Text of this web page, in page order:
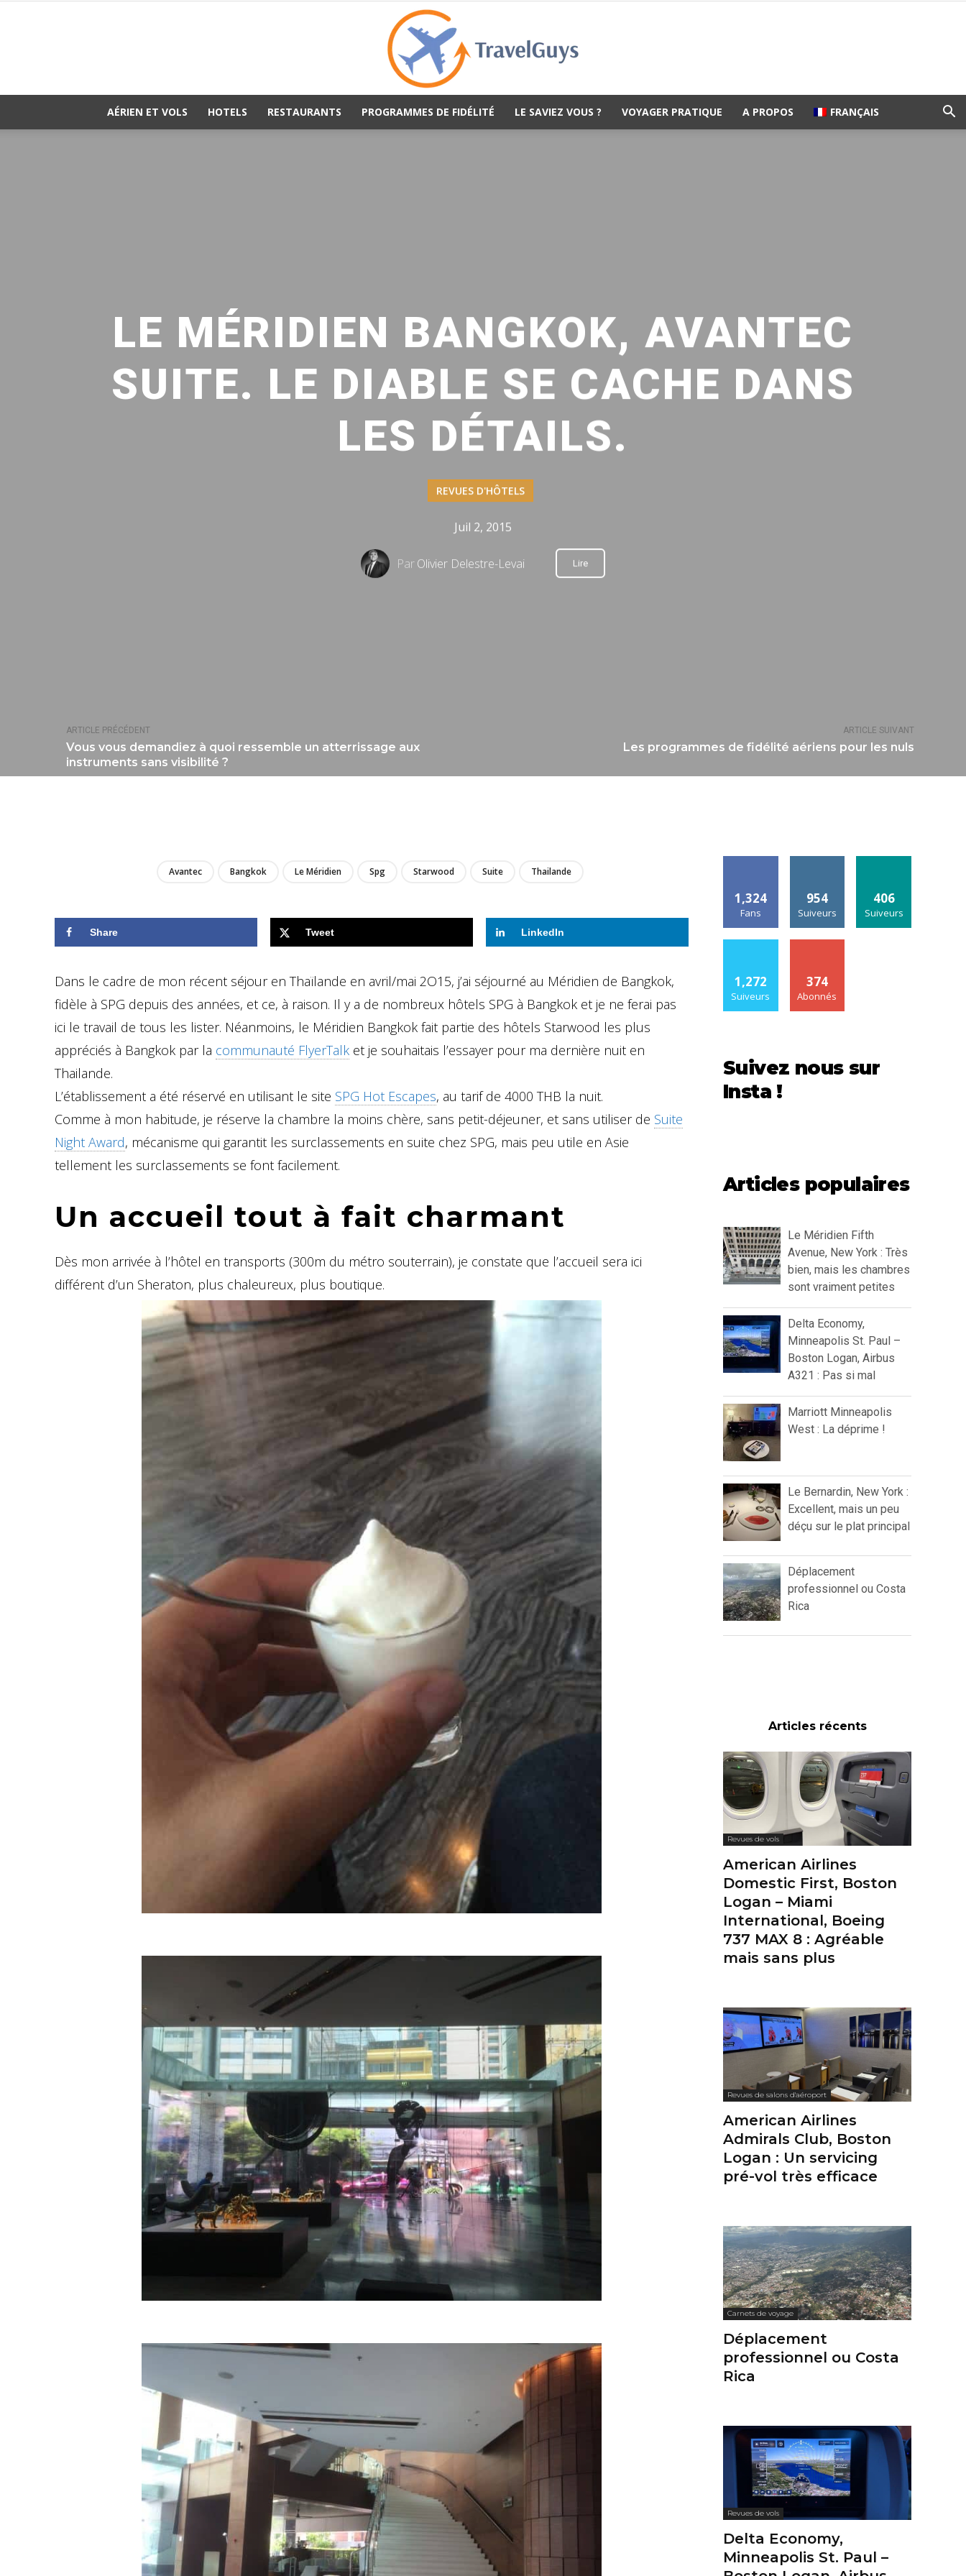
AÉRIEN ET VOLS HOTELS RESTAURANTS PROGRAMMES DE FIDÉLITÉ LE SAVIEZ VOUS ? VOYAGER PRATIQUE A PROPOS FRANÇAIS
ARTICLE PRÉCÉDENT
Vous vous demandiez à quoi ressemble un atterrissage aux
instruments sans visibilité ?
ARTICLE SUIVANT
Les programmes de fidélité aériens pour les nuls
LE MÉRIDIEN BANGKOK, AVANTEC
SUITE. LE DIABLE SE CACHE DANS
LES DÉTAILS.
REVUES D'HÔTELS
Juil 2, 2015
ParOlivier Delestre-Levai Lire
Avantec Bangkok Le Méridien Spg Starwood Suite Thailande
Share Tweet LinkedIn
Dans le cadre de mon récent séjour en Thaïlande en avril/mai 2O15, j’ai séjourné au Méridien de Bangkok,
fidèle à SPG depuis des années, et ce, à raison. Il y a de nombreux hôtels SPG à Bangkok et je ne ferai pas
ici le travail de tous les lister. Néanmoins, le Méridien Bangkok fait partie des hôtels Starwood les plus
appréciés à Bangkok par la communauté FlyerTalk et je souhaitais l’essayer pour ma dernière nuit en
Thailande.
L’établissement a été réservé en utilisant le site SPG Hot Escapes, au tarif de 4000 THB la nuit.
Comme à mon habitude, je réserve la chambre la moins chère, sans petit-déjeuner, et sans utiliser de Suite
Night Award, mécanisme qui garantit les surclassements en suite chez SPG, mais peu utile en Asie
tellement les surclassements se font facilement.
Un accueil tout à fait charmant
Dès mon arrivée à l’hôtel en transports (300m du métro souterrain), je constate que l’accueil sera ici
différent d’un Sheraton, plus chaleureux, plus boutique.
1,324
Fans
954
Suiveurs
406
Suiveurs
1,272
Suiveurs
374
Abonnés
Suivez nous sur
Insta !
Articles populaires
Le Méridien Fifth
Avenue, New York : Très
bien, mais les chambres
sont vraiment petites
Delta Economy,
Minneapolis St. Paul –
Boston Logan, Airbus
A321 : Pas si mal
Marriott Minneapolis
West : La déprime !
Le Bernardin, New York :
Excellent, mais un peu
déçu sur le plat principal
Déplacement
professionnel ou Costa
Rica
Articles récents
Revues de vols
American Airlines
Domestic First, Boston
Logan – Miami
International, Boeing
737 MAX 8 : Agréable
mais sans plus
Revues de salons d'aéroport
American Airlines
Admirals Club, Boston
Logan : Un servicing
pré-vol très efficace
Carnets de voyage
Déplacement
professionnel ou Costa
Rica
Revues de vols
Delta Economy,
Minneapolis St. Paul –